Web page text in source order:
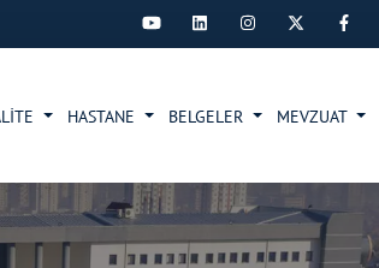
HASTANE BELGELER MEVZUAT